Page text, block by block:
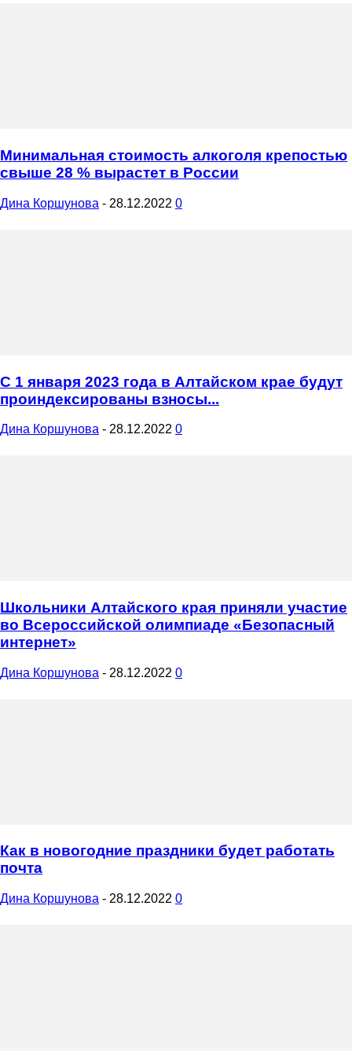
Минимальная стоимость алкоголя крепостью
свыше 28 % вырастет в России
Дина Коршунова - 28.12.2022 0
С 1 января 2023 года в Алтайском крае будут
проиндексированы взносы...
Дина Коршунова - 28.12.2022 0
Школьники Алтайского края приняли участие
во Всероссийской олимпиаде «Безопасный
интернет»
Дина Коршунова - 28.12.2022 0
Как в новогодние праздники будет работать
почта
Дина Коршунова - 28.12.2022 0